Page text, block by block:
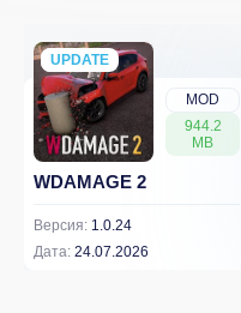
MOD
944.2
MB
UPDATE
NEW
WDAMAGE 2
Версия: 1.0.24
Дата: 24.07.2026